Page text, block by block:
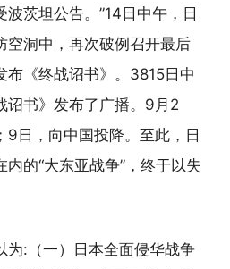
茨坦公告。”14日中午，日
空洞中，再次破例召开最后
布《终战诏书》。3815日中
诏书》发布了广播。9月2
9日，向中国投降。至此，日
的“大东亚战争”，终于以失
为:（一）日本全面侵华战争